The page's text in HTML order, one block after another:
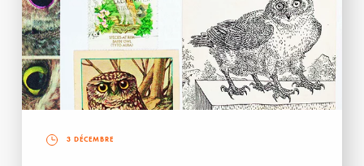
3 DÉCEMBRE